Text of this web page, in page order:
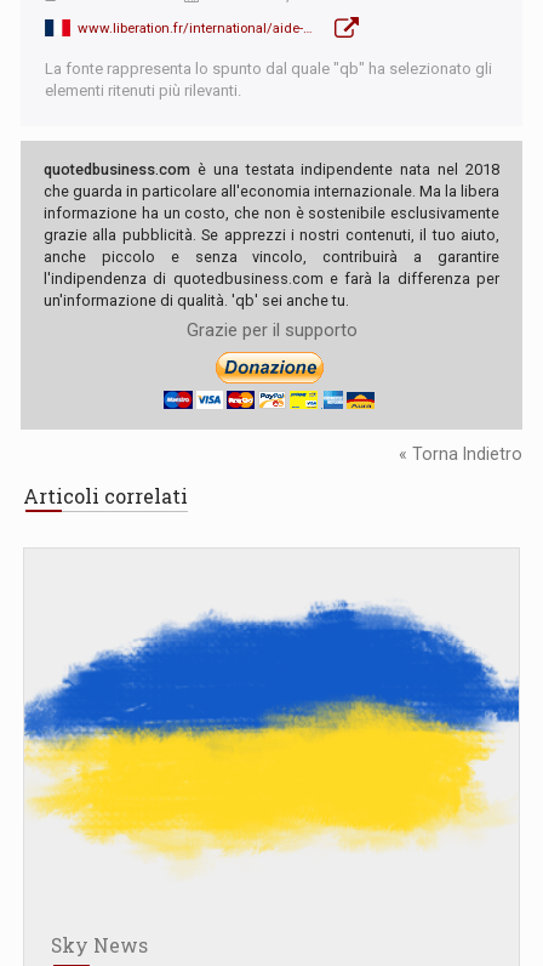
La fonte rappresenta lo spunto dal quale "qb" ha selezionato gli
elementi ritenuti più rilevanti.
quotedbusiness.com è una testata indipendente nata nel 2018
che guarda in particolare all'economia internazionale. Ma la libera
informazione ha un costo, che non è sostenibile esclusivamente
grazie alla pubblicità. Se apprezzi i nostri contenuti, il tuo aiuto,
anche piccolo e senza vincolo, contribuirà a garantire
l'indipendenza di quotedbusiness.com e farà la differenza per
un'informazione di qualità. 'qb' sei anche tu.
Grazie per il supporto
« Torna Indietro
Articoli correlati
Sky News